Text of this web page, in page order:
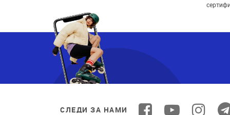
СЛЕДИ ЗА НАМИ